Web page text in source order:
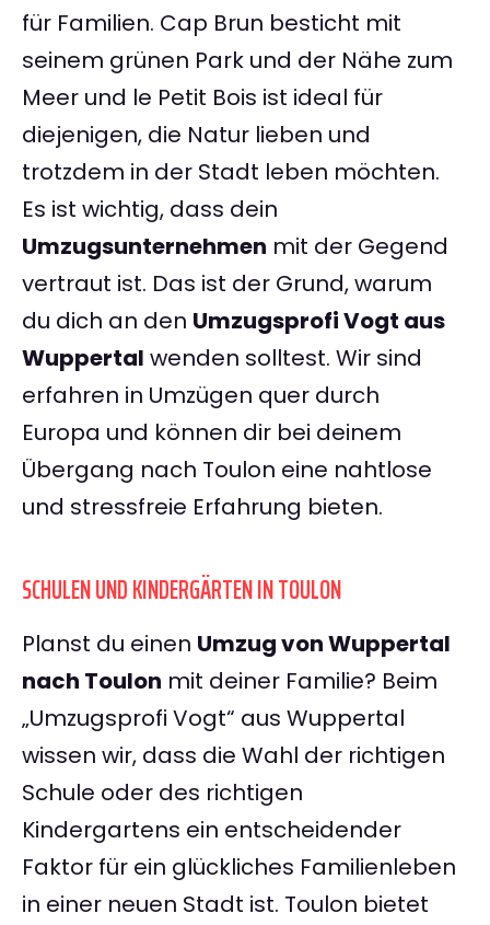
für Familien. Cap Brun besticht mit
seinem grünen Park und der Nähe zum
Meer und le Petit Bois ist ideal für
diejenigen, die Natur lieben und
trotzdem in der Stadt leben möchten.
Es ist wichtig, dass dein
Umzugsunternehmen mit der Gegend
vertraut ist. Das ist der Grund, warum
du dich an den Umzugsprofi Vogt aus
Wuppertal wenden solltest. Wir sind
erfahren in Umzügen quer durch
Europa und können dir bei deinem
Übergang nach Toulon eine nahtlose
und stressfreie Erfahrung bieten.
SCHULEN UND KINDERGÄRTEN IN TOULON
Planst du einen Umzug von Wuppertal
nach Toulon mit deiner Familie? Beim
„Umzugsprofi Vogt“ aus Wuppertal
wissen wir, dass die Wahl der richtigen
Schule oder des richtigen
Kindergartens ein entscheidender
Faktor für ein glückliches Familienleben
in einer neuen Stadt ist. Toulon bietet